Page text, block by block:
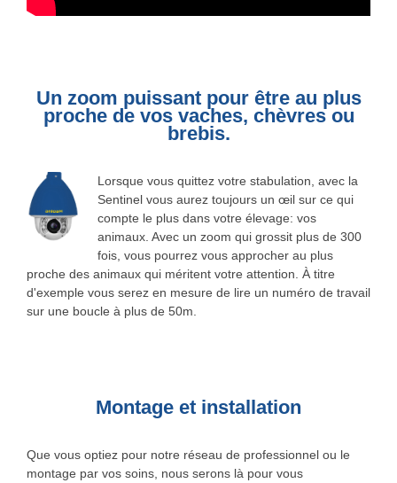
Un zoom puissant pour être au plus
proche de vos vaches, chèvres ou
brebis.
Lorsque vous quittez votre stabulation, avec la
Sentinel vous aurez toujours un œil sur ce qui
compte le plus dans votre élevage: vos
animaux. Avec un zoom qui grossit plus de 300
fois, vous pourrez vous approcher au plus
proche des animaux qui méritent votre attention. À titre
d'exemple vous serez en mesure de lire un numéro de travail
sur une boucle à plus de 50m.
Montage et installation
Que vous optiez pour notre réseau de professionnel ou le
montage par vos soins, nous serons là pour vous